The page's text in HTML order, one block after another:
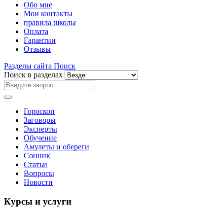
Обо мне
Мои контакты
правила школы
Оплата
Гарантии
Отзывы
Разделы сайта Поиск
Поиск в разделах
Гороскоп
Заговоры
Эксперты
Обучение
Амулеты и обереги
Сонник
Статьи
Вопросы
Новости
Курсы и услуги